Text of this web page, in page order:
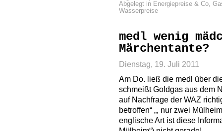
Abgelegt in Energiepreise & Co,
Wasserpreise
medl wenig
Märchentante?
Dienstag, 19. Juli 2011
Am Do. ließ die medl über
schmeißt Goldgas aus dem
auf Nachfrage der WAZ
betroffen“ „, nur zwei
englische Art ist diese